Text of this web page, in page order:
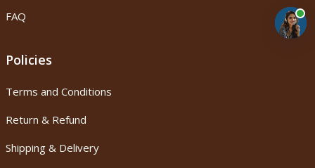
FAQ
Policies
Terms and Conditions
Return & Refund
Shipping & Delivery